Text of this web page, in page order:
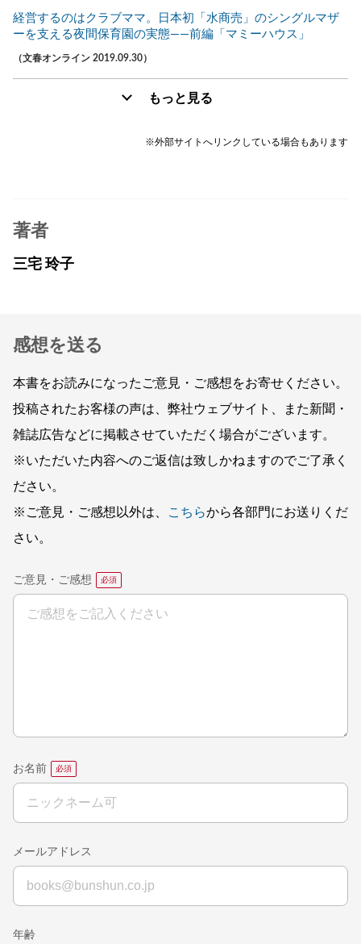
経営するのはクラブママ。日本初「水商売」のシングルマザ
ーを支える夜間保育園の実態――前編「マミーハウス」
（文春オンライン 2019.09.30）
もっと見る
※外部サイトへリンクしている場合もあります
著者
三宅 玲子
感想を送る
本書をお読みになったご意見・ご感想をお寄せください。
投稿されたお客様の声は、弊社ウェブサイト、また新聞・
雑誌広告などに掲載させていただく場合がございます。
※いただいた内容へのご返信は致しかねますのでご了承く
ださい。
※ご意見・ご感想以外は、
こちらから各部門にお送りくだ
さい。
ご意見・ご感想
お名前
メールアドレス
年齢